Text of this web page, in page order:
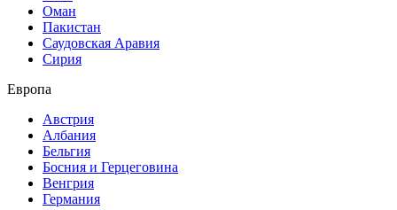
Оман
Пакистан
Саудовская Аравия
Сирия
Европа
Австрия
Албания
Бельгия
Босния и Герцеговина
Венгрия
Германия